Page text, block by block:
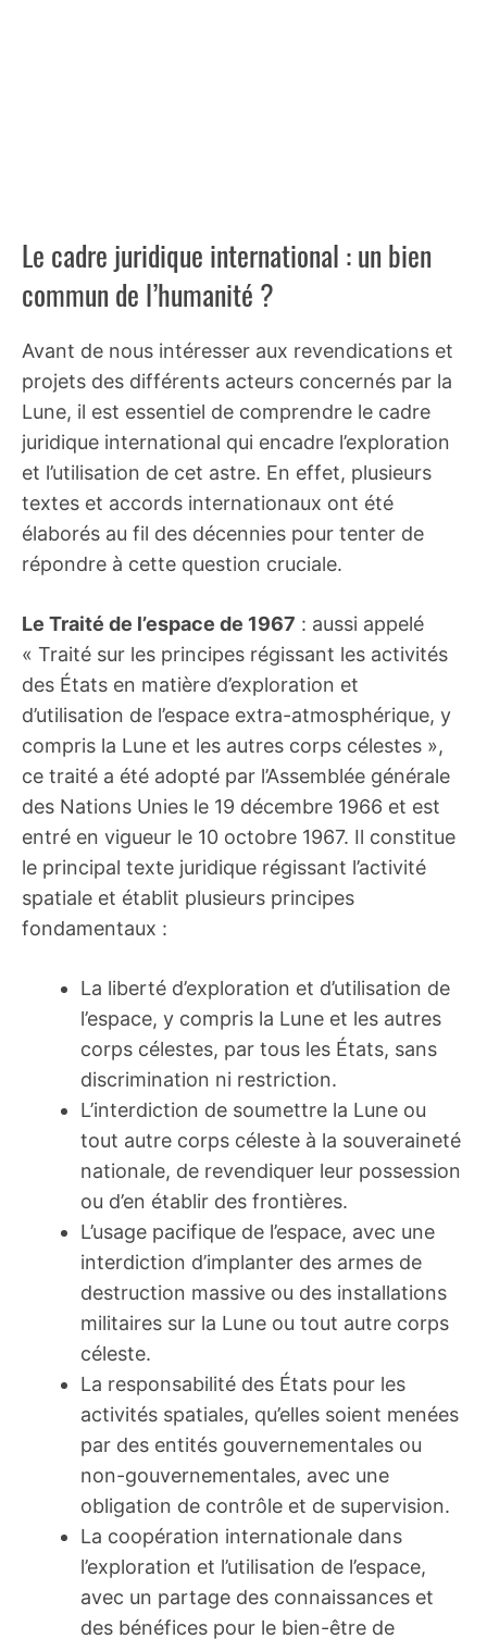
Le cadre juridique international : un bien
commun de l’humanité ?
Avant de nous intéresser aux revendications et
projets des différents acteurs concernés par la
Lune, il est essentiel de comprendre le cadre
juridique international qui encadre l’exploration
et l’utilisation de cet astre. En effet, plusieurs
textes et accords internationaux ont été
élaborés au fil des décennies pour tenter de
répondre à cette question cruciale.
Le Traité de l’espace de 1967 : aussi appelé
« Traité sur les principes régissant les activités
des États en matière d’exploration et
d’utilisation de l’espace extra-atmosphérique, y
compris la Lune et les autres corps célestes »,
ce traité a été adopté par l’Assemblée générale
des Nations Unies le 19 décembre 1966 et est
entré en vigueur le 10 octobre 1967. Il constitue
le principal texte juridique régissant l’activité
spatiale et établit plusieurs principes
fondamentaux :
La liberté d’exploration et d’utilisation de
l’espace, y compris la Lune et les autres
corps célestes, par tous les États, sans
discrimination ni restriction.
L’interdiction de soumettre la Lune ou
tout autre corps céleste à la souveraineté
nationale, de revendiquer leur possession
ou d’en établir des frontières.
L’usage pacifique de l’espace, avec une
interdiction d’implanter des armes de
destruction massive ou des installations
militaires sur la Lune ou tout autre corps
céleste.
La responsabilité des États pour les
activités spatiales, qu’elles soient menées
par des entités gouvernementales ou
non-gouvernementales, avec une
obligation de contrôle et de supervision.
La coopération internationale dans
l’exploration et l’utilisation de l’espace,
avec un partage des connaissances et
des bénéfices pour le bien-être de